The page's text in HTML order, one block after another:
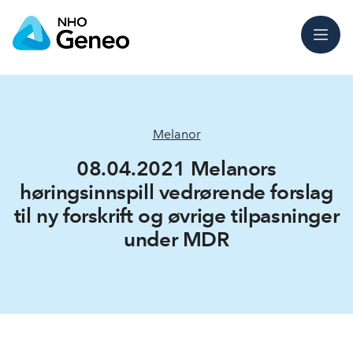
Meny
Melanor
08.04.2021 Melanors
høringsinnspill vedrørende forslag
til ny forskrift og øvrige tilpasninger
under MDR